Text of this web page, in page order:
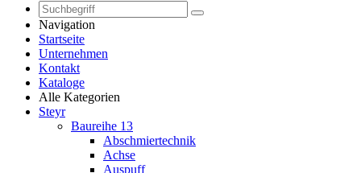
Navigation
Startseite
Unternehmen
Kontakt
Kataloge
Alle Kategorien
Steyr
Baureihe 13
Abschmiertechnik
Achse
Auspuff